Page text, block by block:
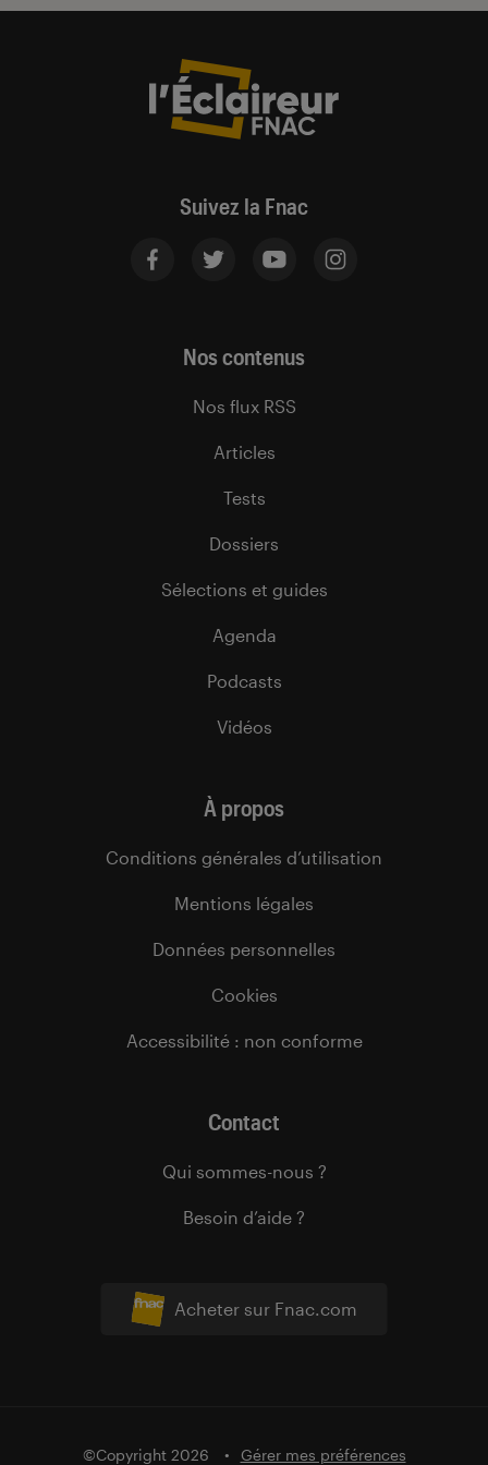
Suivez la Fnac
Acheter sur Fnac.com
Nos contenus
Nos flux RSS
Articles
Tests
Dossiers
Sélections et guides
Agenda
Podcasts
Vidéos
À propos
Conditions générales d’utilisation
Mentions légales
Données personnelles
Cookies
Accessibilité : non conforme
Contact
Qui sommes-nous ?
Besoin d’aide ?
©Copyright 2026 Gérer mes préférences